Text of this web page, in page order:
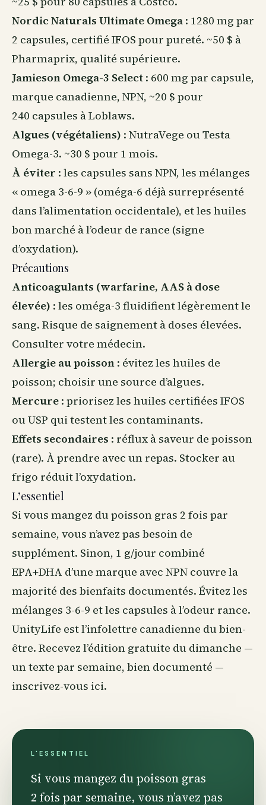
Nordic Naturals Ultimate Omega : 1280 mg par
2 capsules, certifié IFOS pour pureté. ~50 $ à
Pharmaprix, qualité supérieure.
Jamieson Omega-3 Select : 600 mg par capsule,
marque canadienne, NPN, ~20 $ pour
240 capsules à Loblaws.
Algues (végétaliens) : NutraVege ou Testa
Omega-3. ~30 $ pour 1 mois.
À éviter : les capsules sans NPN, les mélanges
« omega 3-6-9 » (oméga-6 déjà surreprésenté
dans l’alimentation occidentale), et les huiles
bon marché à l’odeur de rance (signe
d’oxydation).
Précautions
Anticoagulants (warfarine, AAS à dose
élevée) : les oméga-3 fluidifient légèrement le
sang. Risque de saignement à doses élevées.
Consulter votre médecin.
Allergie au poisson : évitez les huiles de
poisson; choisir une source d’algues.
Mercure : priorisez les huiles certifiées IFOS
ou USP qui testent les contaminants.
Effets secondaires : réflux à saveur de poisson
(rare). À prendre avec un repas. Stocker au
frigo réduit l’oxydation.
L’essentiel
Si vous mangez du poisson gras 2 fois par
semaine, vous n’avez pas besoin de
supplément. Sinon, 1 g/jour combiné
EPA+DHA d’une marque avec NPN couvre la
majorité des bienfaits documentés. Évitez les
mélanges 3-6-9 et les capsules à l’odeur rance.
UnityLife est l’infolettre canadienne dubien-
être. Recevez l’édition gratuite du dimanche —
un texte par semaine, bien documenté —
inscrivez-vous ici.
L'ESSENTIEL
Si vous mangez du poisson gras
2 fois par semaine, vous n’avez pas